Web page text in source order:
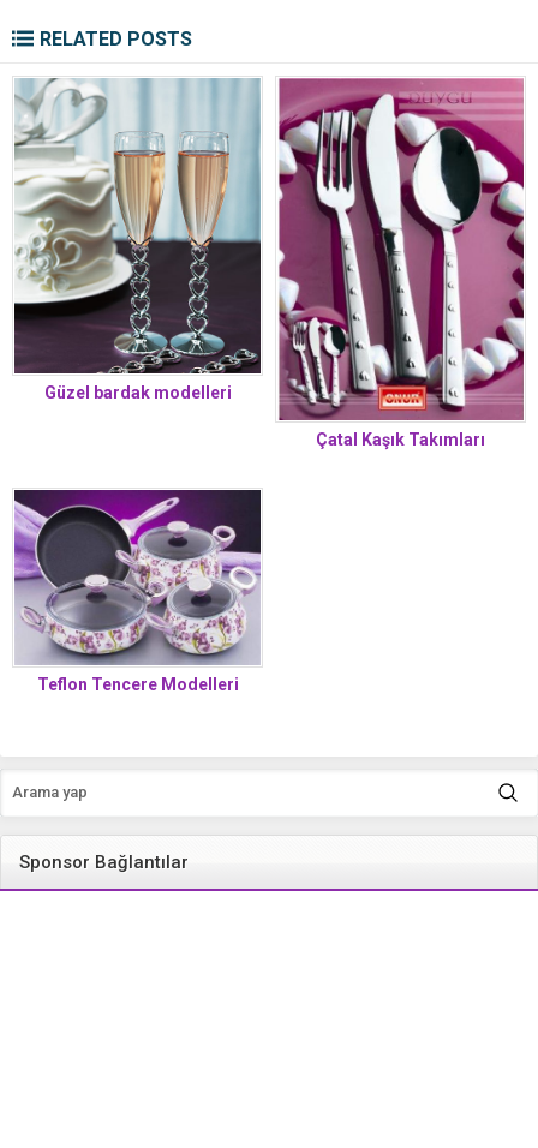
RELATED POSTS
Güzel bardak modelleri
Çatal Kaşık Takımları
Teflon Tencere Modelleri
Sponsor Bağlantılar